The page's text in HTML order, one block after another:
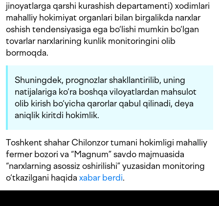
jinoyatlarga qarshi kurashish departamenti) xodimlari
mahalliy hokimiyat organlari bilan birgalikda narxlar
oshish tendensiyasiga ega bo‘lishi mumkin bo‘lgan
tovarlar narxlarining kunlik monitoringini olib
bormoqda.
Shuningdek, prognozlar shakllantirilib, uning
natijalariga ko‘ra boshqa viloyatlardan mahsulot
olib kirish bo‘yicha qarorlar qabul qilinadi, deya
aniqlik kiritdi hokimlik.
Toshkent shahar Chilonzor tumani hokimligi mahalliy
fermer bozori va “Magnum” savdo majmuasida
“narxlarning asossiz oshirilishi” yuzasidan monitoring
o‘tkazilgani haqida xabar berdi.